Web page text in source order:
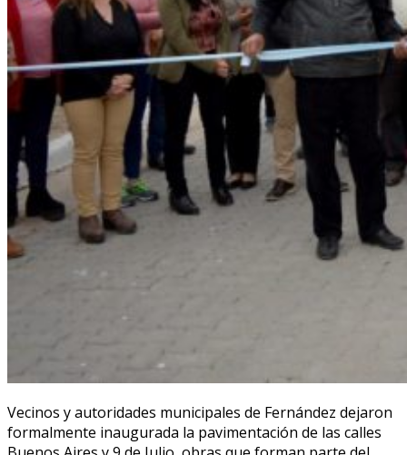
Vecinos y autoridades municipales de Fernández dejaron
formalmente inaugurada la pavimentación de las calles